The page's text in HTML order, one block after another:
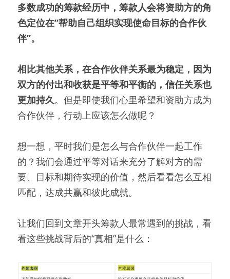
多数成功的筹款经历中，筹款人会将资助方的角
色定位在“帮助自己组织实现使命目标的合作伙
伴”。
相比其他关系，在合作伙伴关系最为稳定，因为
双方的付出和收获是平等和平衡的，信任关系也
更加持久。但是即使我们心里希望和资助方成为
合作伙伴，行动上应该怎么做呢？
想一想，平时我们是怎么与合作伙伴一起工作
的？我们会通过平等对话来充分了解对方的需
要、目标和期待实现的价值，然后看看怎么互相
匹配，达成共赢和彼此成就。
让我们回到文章开头筹款人最常遇到的挑战，看
看这些挑战背后的“真相”是什么：